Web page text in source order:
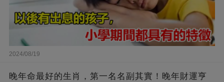
2024/08/19
晚年命最好的生肖，第一名名副其實！晚年財運亨